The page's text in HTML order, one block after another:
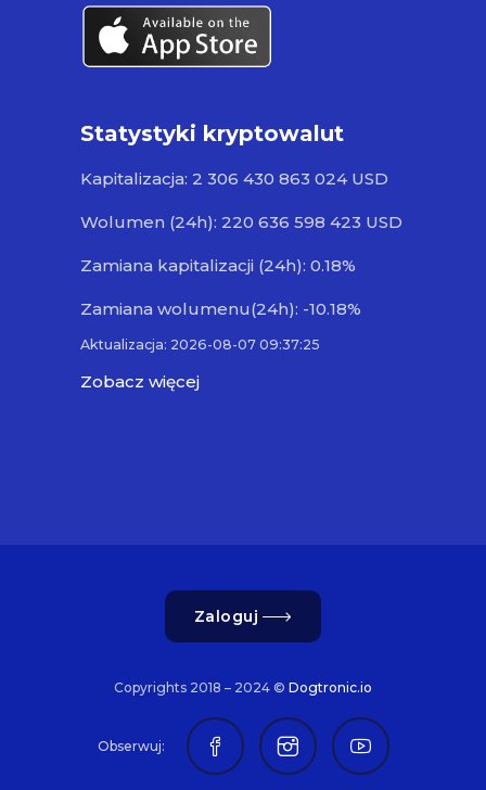
Statystyki kryptowalut
Kapitalizacja: 2 306 430 863 024 USD
Wolumen (24h): 220 636 598 423 USD
Zamiana kapitalizacji (24h): 0.18%
Zamiana wolumenu(24h): -10.18%
Aktualizacja: 2026-08-07 09:37:25
Zobacz więcej
Zaloguj
Copyrights 2018 – 2024 © Dogtronic.io
Obserwuj: